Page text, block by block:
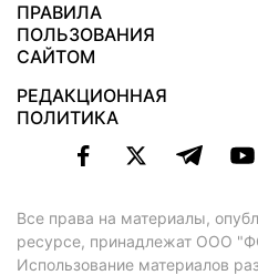
ПРАВИЛА
ПОЛЬЗОВАНИЯ
САЙТОМ
РЕДАКЦИОННАЯ
ПОЛИТИКА
Все права на материалы,
ресурсе, принадлежат ООО
Использование материалов